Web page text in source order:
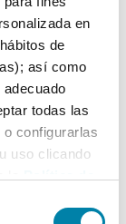
en
de
así como
todas las
o configurarlas
uso clicando